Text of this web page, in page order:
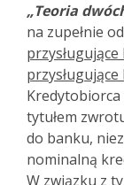
„Teoria
na zupełnie
Kredytobiorca
tytułem
do banku,
nominalną
W związku z